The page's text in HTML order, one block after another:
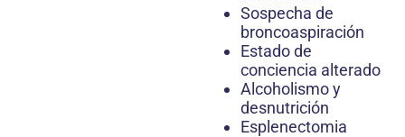
Sospecha de
broncoaspiración
Estado de
conciencia alterado
Alcoholismo y
desnutrición
Esplenectomia